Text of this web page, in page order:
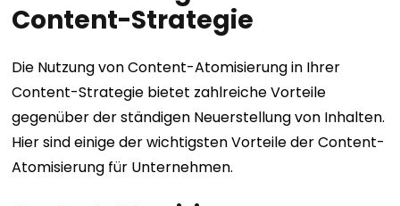
Content-Strategie
Die Nutzung von Content-Atomisierung in Ihrer
Content-Strategie bietet zahlreiche Vorteile
gegenüber der ständigen Neuerstellung von Inhalten.
Hier sind einige der wichtigsten Vorteile der Content-
Atomisierung für Unternehmen.